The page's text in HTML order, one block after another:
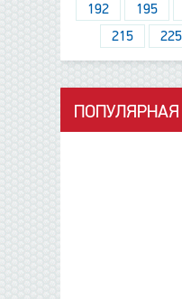
192
195
215
225